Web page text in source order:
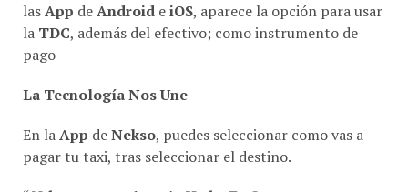
lasApp deAndroid eiOS, aparece la opción para usar
la TDC, además del efectivo; como instrumento de
pago
La Tecnología Nos Une
En laApp deNekso, puedes seleccionar como vas a
pagar tu taxi, tras seleccionar el destino.